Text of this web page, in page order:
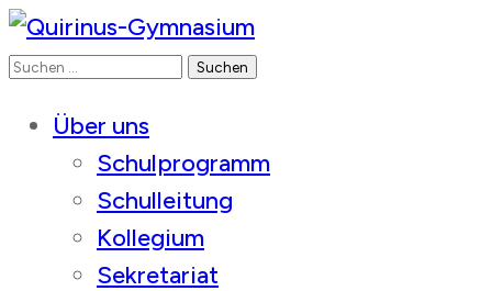
Quirinus-Gymnasium
Suchen
Über uns
Schulprogramm
Schulleitung
Kollegium
Sekretariat